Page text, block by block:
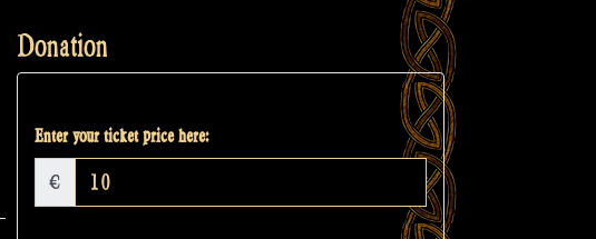
Donation
Enter your ticket price here:
€